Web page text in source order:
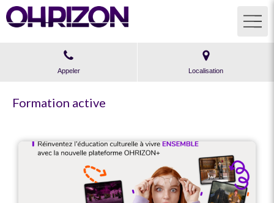
Appeler Localisation
Formation active